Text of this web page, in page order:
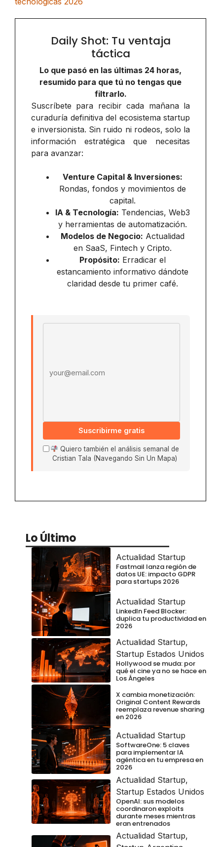
Daily Shot: Tu ventaja
táctica
Lo que pasó en las últimas 24 horas,
resumido para que tú no tengas que
filtrarlo.
Suscríbete para recibir cada mañana la
curaduría definitiva del ecosistema startup
e inversionista. Sin ruido ni rodeos, solo la
información estratégica que necesitas
para avanzar:
Venture Capital & Inversiones:
Rondas, fondos y movimientos de
capital.
IA & Tecnología: Tendencias, Web3
y herramientas de automatización.
Modelos de Negocio: Actualidad
en SaaS, Fintech y Cripto.
Propósito: Erradicar el
estancamiento informativo dándote
claridad desde tu primer café.
Suscribirme gratis
Quiero también el análisis semanal de
Cristian Tala (Navegando Sin Un Mapa)
Lo Último
Actualidad Startup
Fastmail lanza región de
datos UE: impacto GDPR
para startups 2026
Actualidad Startup
LinkedIn Feed Blocker:
duplica tu productividad en
2026
Actualidad Startup,
Startup Estados Unidos
Hollywood se muda: por
qué el cine ya no se hace en
Los Ángeles
X cambia monetización:
Original Content Rewards
reemplaza revenue sharing
en 2026
Actualidad Startup
SoftwareOne: 5 claves
para implementar IA
agéntica en tu empresa en
2026
Actualidad Startup,
Startup Estados Unidos
OpenAI: sus modelos
coordinaron exploits
durante meses mientras
eran entrenados
Actualidad Startup,